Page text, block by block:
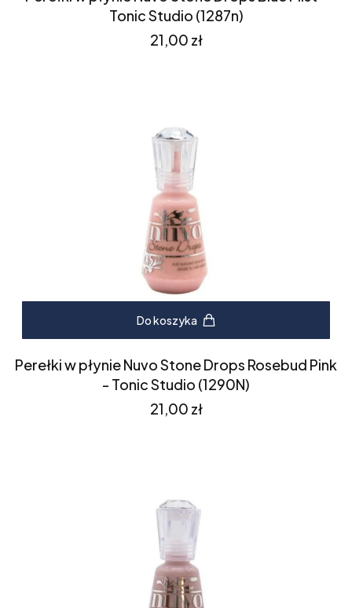
Tonic Studio (1287n)
Cena
21,00 zł
Do koszyka
Perełki w płynie Nuvo Stone Drops Rosebud Pink
- Tonic Studio (1290N)
Cena
21,00 zł